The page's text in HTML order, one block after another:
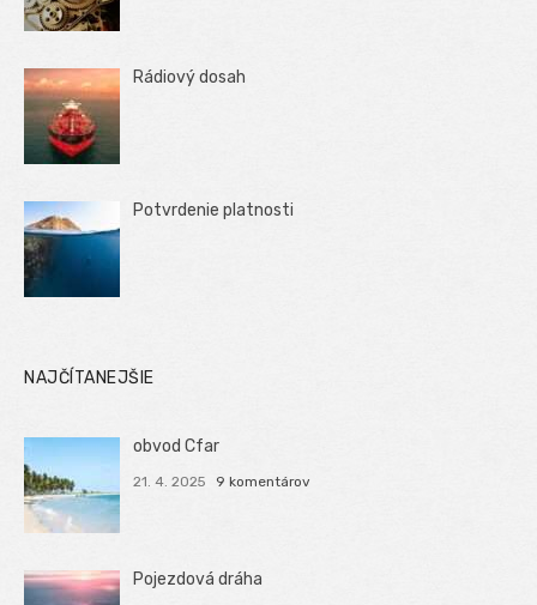
Rádiový dosah
Potvrdenie platnosti
NAJČÍTANEJŠIE
obvod Cfar
21. 4. 2025 9 komentárov
Pojezdová dráha